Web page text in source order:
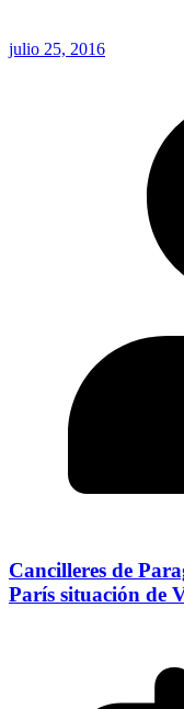
julio 25, 2016
Cancilleres de
París situación de